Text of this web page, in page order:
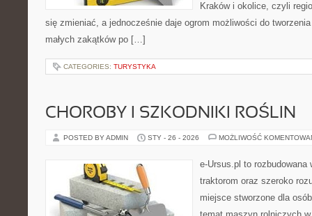
Kraków i okolice, czyli
się zmieniać, a jednocześnie daje ogrom możliwości do
małych zakątków po […]
CATEGORIES: TURYSTYKA
CHOROBY I SZKODNIKI ROŚLIN
POSTED BY ADMIN STY - 26 - 2026 MOŻLIWOŚĆ
e-Ursus.pl to rozbudowana
traktorom oraz szeroko
miejsce stworzone dla